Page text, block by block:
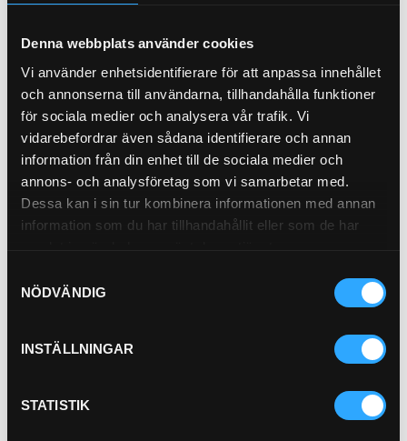
Denna webbplats använder cookies
Vi använder enhetsidentifierare för att anpassa innehållet
och annonserna till användarna, tillhandahålla funktioner
för sociala medier och analysera vår trafik. Vi
vidarebefordrar även sådana identifierare och annan
information från din enhet till de sociala medier och
annons- och analysföretag som vi samarbetar med.
Dessa kan i sin tur kombinera informationen med annan
information som du har tillhandahållit eller som de har
NÖDVÄNDIG
INSTÄLLNINGAR
STATISTIK
21-55200
Köp Köp
P-HYLSA R2/R9 3/4
P21-12